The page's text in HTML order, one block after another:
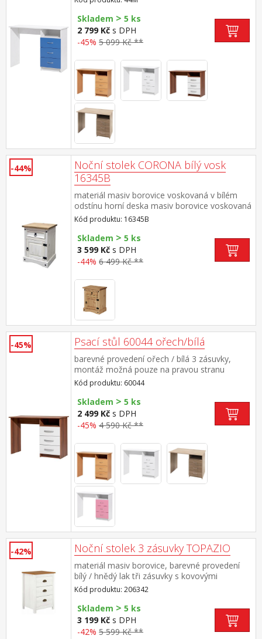
Skladem > 5 ks
2 799 Kč s DPH
-45% 5 099 Kč **
-44%
Noční stolek CORONA bílý vosk
16345B
materiál masiv borovice voskovaná v bílém
odstínu horní deska masiv borovice voskovaná
v medovém odstínu 1 zásuvka, 1
dvířka, hloubka zásuvky 30 cm, kovové
ozdobné úchytky možnost montáže pantů na
levou i pravou stranu součást sestavy Corona
bílá
Kód produktu: 16345B
Skladem > 5 ks
3 599 Kč s DPH
-44% 6 499 Kč **
-45% Psací stůl 60044 ořech/bílá
barevné provedení ořech / bílá 3 zásuvky,
montáž možná pouze na pravou stranu
Kód produktu: 60044
Skladem > 5 ks
2 499 Kč s DPH
-45% 4 590 Kč **
-42% Noční stolek 3 zásuvky TOPAZIO
materiál masiv borovice, barevné provedení
bílý / hnědý lak tři zásuvky s kovovými
úchytkami a pojezdy
Kód produktu: 206342
Skladem > 5 ks
3 199 Kč s DPH
-42% 5 599 Kč **